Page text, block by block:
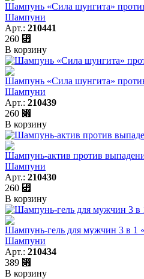
Шампунь «Сила шунгита»
Шампуни
Арт.: 210441
260 ⃏
В корзину
Шампунь «Сила шунгита»
Шампуни
Арт.: 210439
260 ⃏
В корзину
Шампунь-актив против
Шампуни
Арт.: 210430
260 ⃏
В корзину
Шампунь-гель для мужчин 3 в 1
Шампуни
Арт.: 210434
389 ⃏
В корзину